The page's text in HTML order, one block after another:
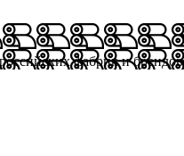
фабрик и брендов